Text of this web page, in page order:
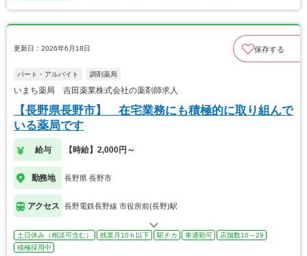
更新日：2026年6月18日 保存する
パート・アルバイト 調剤薬局
いまち薬局 吉田薬業株式会社の薬剤師求人
【長野県長野市】 在宅業務にも積極的に取り組んで
いる薬局です
給与 【時給】2,000円～
勤務地 長野県 長野市
アクセス 長野電鉄長野線 市役所前(長野)駅
土日休み（相談可含む） 残業月10ｈ以下 駅チカ 車通勤可
店舗数10～29
積極採用中